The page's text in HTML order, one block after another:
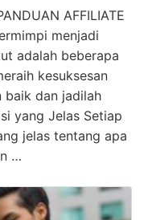
AFFILIATE
menjadi
adalah beberapa
kesuksesan
baik dan jadilah
yang Jelas Setiap
jelas tentang apa
…